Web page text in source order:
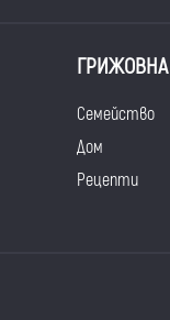
ГРИЖОВНА
Семейство
Дом
Рецепти